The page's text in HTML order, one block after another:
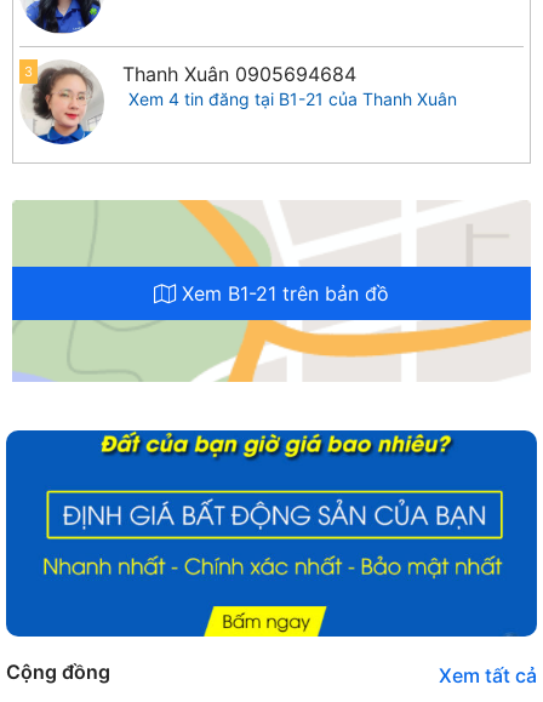
3 Thanh Xuân 0905694684
Xem 4 tin đăng tại B1-21 của Thanh Xuân
Xem B1-21 trên bản đồ
Cộng đồng Xem tất cả